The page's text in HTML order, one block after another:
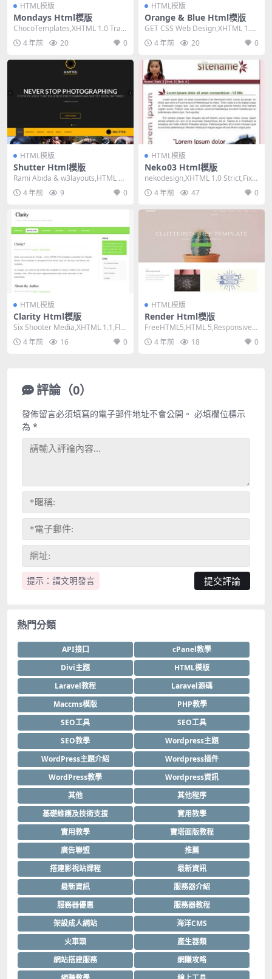
HTML模版
Mondays Html模版
ChocoTemplates,XHTML 1.0 Tran
sitional,Fi...
4 年前 20 0
HTML模版
Orange & Blue Html模版
GET CSS Web Design,XHTML 1.0
Strict,Fixe...
4 年前 20 0
HTML模版
Shutter Html模版
Rami Abida & w3layouts,HTML 5,
Respon...
4 年前 9 0
HTML模版
Neko03 Html模版
nekodesign,XHTML 1.0 Strict,Fixe
d Width,...
4 年前 47 0
HTML模版
Clarity Html模版
Six Shooter Media,XHTML 1.1,Flui
d, 2 Col...
4 年前 16 0
HTML模版
Render Html模版
FreeHTML5,HTML 5,Responsive,
4 Columns,M...
4 年前 18 0
評論（0）
提示：請文明發言
發佈留言必須填寫的電子郵件地址不會公開。 必填欄位標示
為 *
熱門分類
API接口
cPanel教學
Divi主題
HTML模版
Laravel教程
Laravel源碼
Maccms模版
PHP教學
SEO工具
SEO工具
SEO教學
Wordpress主題
WordPress主題介紹
Wordpress插件
WordPress教學
Wordpress資訊
其他
其他程序
基礎維護及技術支援
實用教學
實用教學
寶塔面版教程
廣告聯盟
推薦
搭建影視站課程
最新資訊
最新資訊
服務器介紹
服務器優惠
服務器教程
架設成人網站
海洋CMS
火車頭
產生器類
網站搭建服務
網賺攻略